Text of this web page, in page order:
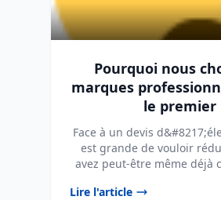
Pourquoi nous
marques
le premier
Face à un devis
est grande de vouloir
avez peut-être même déjà
Lire l'article